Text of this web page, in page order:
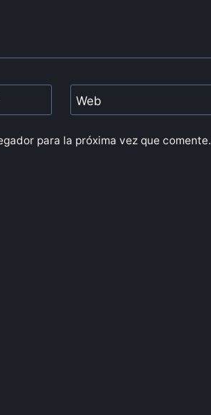
Web
para la próxima vez que comente.